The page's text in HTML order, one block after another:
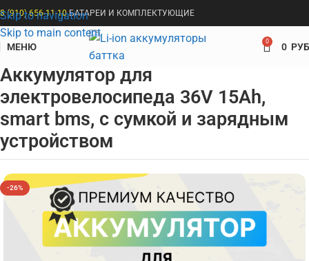
Skip to navigation
Skip to main content
8 (910) 656-11-10БАТАРЕИ И КОМПЛЕКТУЮЩИЕ
МЕНЮ 0 0
Главная Аккумуляторы для электровелосипедов 36V
Аккумулятор для
электровелосипеда 36V 15Ah,
smart bms, с сумкой и зарядным
устройством
-26%